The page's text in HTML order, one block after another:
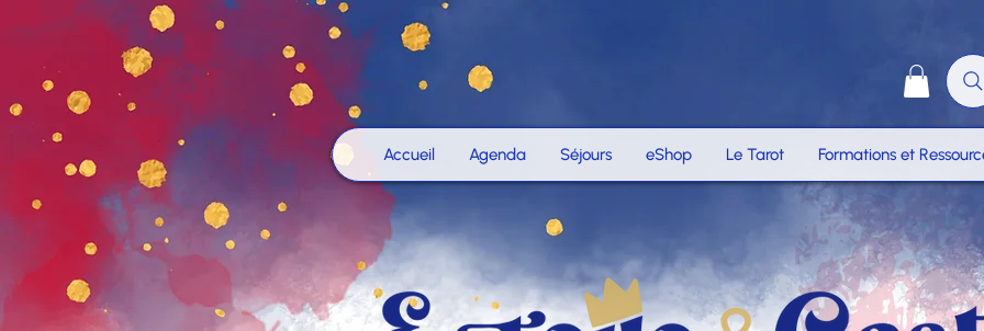
Accueil Agenda Séjours eShop Le Tarot Formations et